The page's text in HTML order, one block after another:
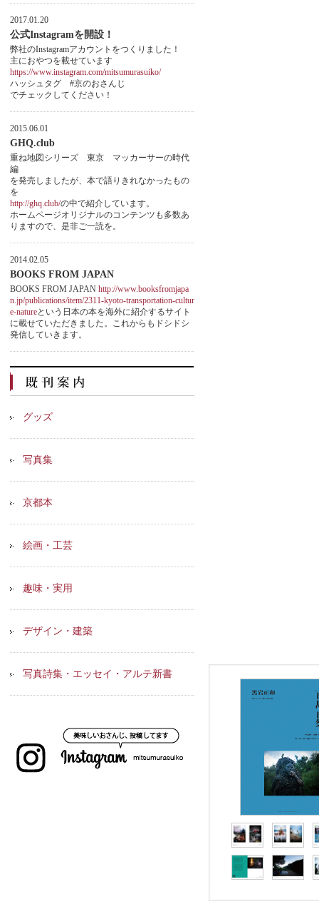
2017.01.20
公式Instagramを開設！
弊社のInstagramアカウントをつくりました！
主におやつを載せています
https://www.instagram.com/mitsumurasuiko/
ハッシュタグ #京のおさんじ
でチェックしてください！
2015.06.01
GHQ.club
重ね地図シリーズ 東京 マッカーサーの時代
編
を発売しましたが、本で語りきれなかったもの
を
http://ghq.club/の中で紹介しています。
ホームページオリジナルのコンテンツも多数あ
りますので、是非ご一読を。
2014.02.05
BOOKS FROM JAPAN
BOOKS FROM JAPAN http://www.booksfromjapa
n.jp/publications/item/2311-kyoto-transportation-cultur
e-natureという日本の本を海外に紹介するサイト
に載せていただきました。これからもドシドシ
発信していきます。
グッズ
写真集
京都本
絵画・工芸
趣味・実用
デザイン・建築
写真詩集・エッセイ・アルテ新書